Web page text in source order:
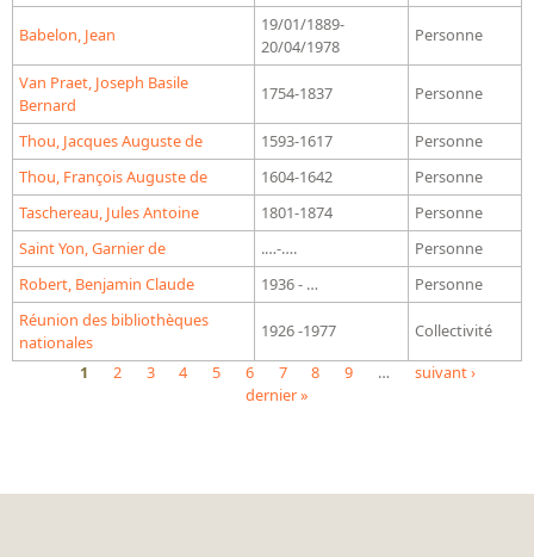
Répertoire des catalogues d'expositions
Répertoire des catalogues
Répertoire des manuscrits du XXe siècle
Publications
Guides des sources publiés
Ouvrages et documents sur la BnF numérisés dans Gallica
Revue de la Bibliothèque nationale de France
Directeurs de la Bibliothèque nationale du XIVe siècle à nos jours
Listes et biographies des directeurs de départements
Implantations de la Bibliothèque nationale de France
Babelon, Jean
19/01/1889-
20/04/1978
Personne
Van Praet, Joseph Basile
Bernard
1754-1837 Personne
Thou, Jacques Auguste de 1593-1617
Personne
Thou, François Auguste de
1604-1642
Personne
Taschereau, Jules Antoine
1801-1874
Personne
Saint Yon, Garnier de
.…-….
Personne
Robert, Benjamin Claude
1936 - …
Personne
Réunion des bibliothèques
nationales
1926 -1977 Collectivité
1 2 3 4 5 6 7 8 9 …
suivant ›
dernier »